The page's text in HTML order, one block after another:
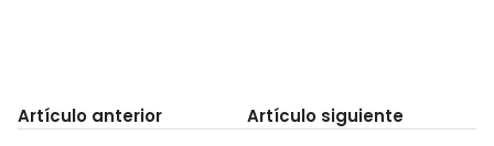
Artículo anterior Artículo siguiente